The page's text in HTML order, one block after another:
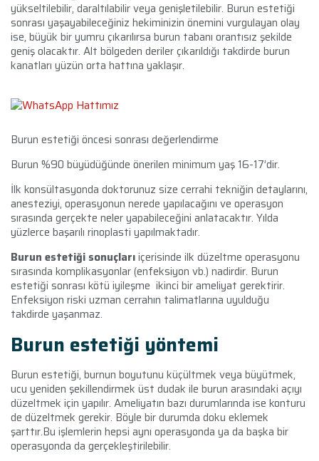
yükseltilebilir, daraltılabilir veya genişletilebilir. Burun estetiği
sonrası yaşayabileceğiniz hekiminizin önemini vurgulayan olay
ise, büyük bir yumru çıkarılırsa burun tabanı orantısız şekilde
geniş olacaktır. Alt bölgeden deriler çıkarıldığı takdirde burun
kanatları yüzün orta hattına yaklaşır.
Burun estetiği öncesi sonrası değerlendirme
Burun %90 büyüdüğünde önerilen minimum yaş 16-17’dir.
İlk konsültasyonda doktorunuz size cerrahi tekniğin detaylarını,
anesteziyi, operasyonun nerede yapılacağını ve operasyon
sırasında gerçekte neler yapabileceğini anlatacaktır. Yılda
yüzlerce başarılı rinoplasti yapılmaktadır.
Burun estetiği sonuçlarıiçerisinde ilk düzeltme operasyonu
sırasında komplikasyonlar (enfeksiyon vb.) nadirdir. Burun
estetiği sonrası kötü iyileşme ikinci bir ameliyat gerektirir.
Enfeksiyon riski uzman cerrahın talimatlarına uyulduğu
takdirde yaşanmaz.
Burun estetiği yöntemi
Burun estetiği, burnun boyutunu küçültmek veya büyütmek,
ucu yeniden şekillendirmek üst dudak ile burun arasındaki açıyı
düzeltmek için yapılır. Ameliyatın bazı durumlarında ise konturu
de düzeltmek gerekir. Böyle bir durumda doku eklemek
şarttır.Bu işlemlerin hepsi aynı operasyonda ya da başka bir
operasyonda da gerçekleştirilebilir.